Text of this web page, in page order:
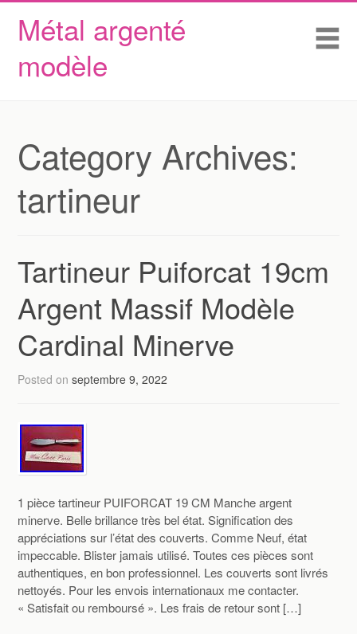
Métal argenté
modèle
Skip to content
Accueil
Conditions d’utilisation
Category Archives:
tartineur
Tartineur Puiforcat 19cm
Argent Massif Modèle
Cardinal Minerve
Posted onseptembre 9, 2022
1 pièce tartineur PUIFORCAT 19 CM Manche argent
minerve. Belle brillance très bel état. Signification des
appréciations sur l’état des couverts. Comme Neuf, état
impeccable. Blister jamais utilisé. Toutes ces pièces sont
authentiques, en bon professionnel. Les couverts sont livrés
nettoyés. Pour les envois internationaux me contacter.
« Satisfait ou remboursé ». Les frais de retour sont […]